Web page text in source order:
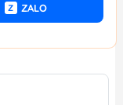
Z ZALO